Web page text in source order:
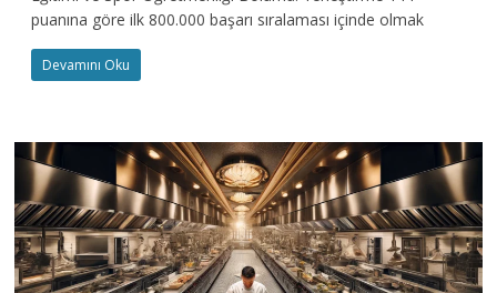
puanına göre ilk 800.000 başarı sıralaması içinde olmak
Devamını Oku